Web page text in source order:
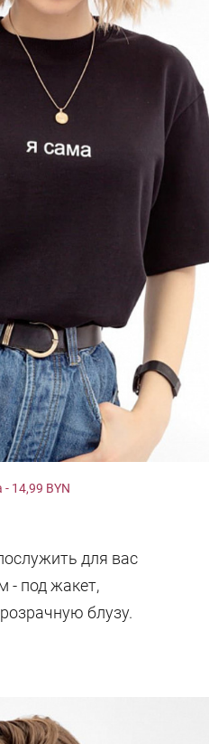
14,99 BYN
для вас
- под жакет,
блузу.